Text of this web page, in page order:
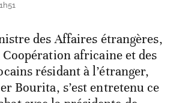
des Affaires étrangères,
Coopération africaine et des
résidant à l’étranger,
Bourita, s’est entretenu ce